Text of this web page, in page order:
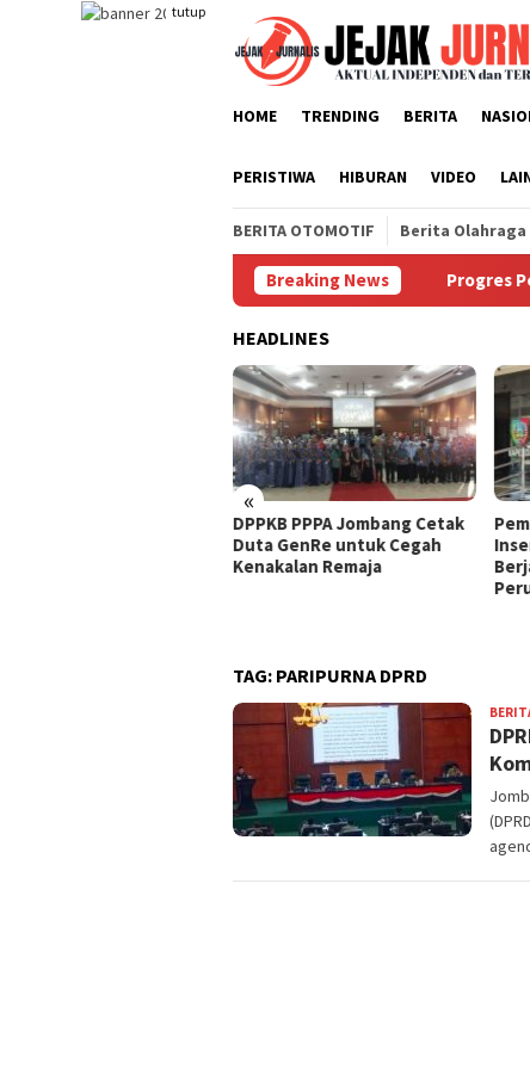
tutup
HOME TRENDING BERITA
PERISTIWA HIBURAN VIDEO
BERITA OTOMOTIF Berita Olahraga
Breaking News
Manajer Tanpa Persetujuan Pengurus Progres
HEADLINES
«
DPPKB PPPA Jombang Cetak
Duta GenRe untuk Cegah
Kenakalan Remaja
TAG: PARIPURNA DPRD